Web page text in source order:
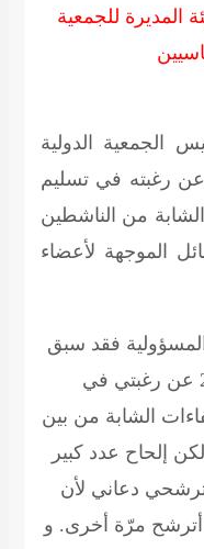
المديرة للجمعية
الجمعية الدولية
عن رغبته في تسليم
من الناشطين
الموجهة لأعضاء
فقد سبق
لي أن عبّرت قبل انتخابات 2005 عن رغبتي في
الشابة من بين
إلحاح عدد كبير
دعاني لأن
مرّة أخرى. و